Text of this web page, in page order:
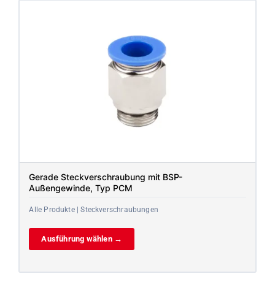
Gerade Steckverschraubung mit BSP-
Außengewinde, Typ PCM
Alle Produkte | Steckverschraubungen
Ausführung wählen →